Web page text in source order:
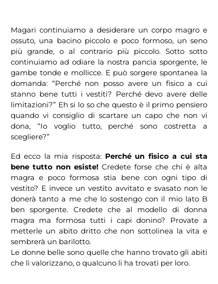
Magari continuiamo a desiderare un corpo magro e
ossuto, una bacino piccolo e poco formoso, un seno
più grande, o al contrario più piccolo. Sotto sotto
continuiamo ad odiare la nostra pancia sporgente, le
gambe tonde e mollicce. E può sorgere spontanea la
domanda: “Perché non posso avere un fisico a cui
stanno bene tutti i vestiti? Perché devo avere delle
limitazioni?” Eh si lo so che questo è il primo pensiero
quando vi consiglio di scartare un capo che non vi
dona, “Io voglio tutto, perché sono costretta a
scegliere?”
Ed ecco la mia risposta: Perché un fisico a cui sta
bene tutto non esiste! Credete forse che chi è alta
magra e poco formosa stia bene con ogni tipo di
vestito? E invece un vestito avvitato e svasato non le
donerà tanto a me che lo sostengo con il mio lato B
ben sporgente. Credete che al modello di donna
magra ma formosa tutti i capi donino? Provate a
metterle un abito dritto che non sottolinea la vita e
sembrerà un barilotto.
Le donne belle sono quelle che hanno trovato gli abiti
che li valorizzano, o qualcuno li ha trovati per loro.